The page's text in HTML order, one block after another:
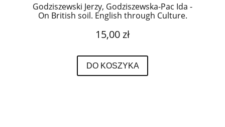
Godziszewski Jerzy, Godziszewska-Pac Ida -
On British soil. English through Culture.
Ilustracje Mirosław Pokora.
15,00 zł
DO KOSZYKA